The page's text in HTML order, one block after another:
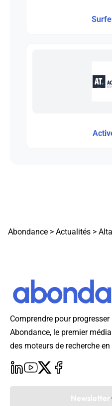
Abondance > Actualités >
Comprendre pour progresser
Abondance, le premier
des moteurs de recherche en
Newsletter